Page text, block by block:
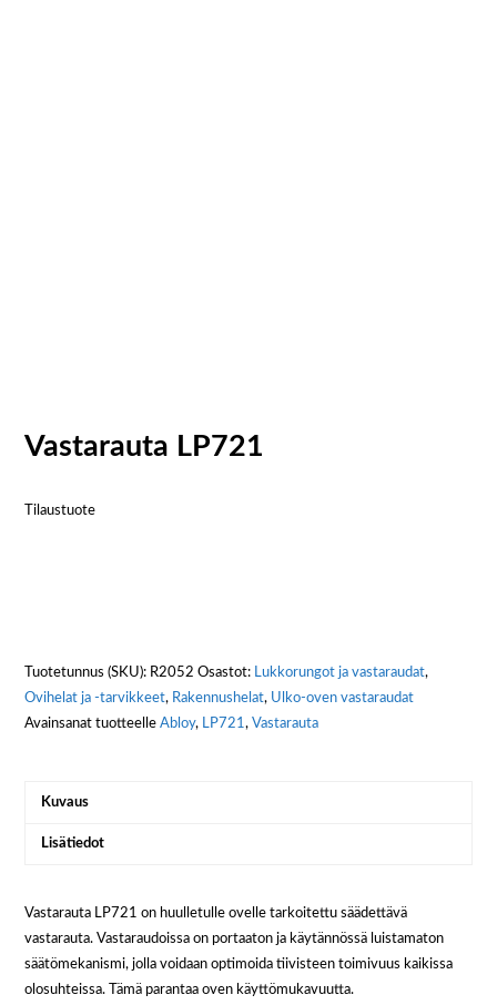
Vastarauta LP721
Tilaustuote
Tuotetunnus (SKU): R2052 Osastot: Lukkorungot ja vastaraudat,
Ovihelat ja -tarvikkeet, Rakennushelat, Ulko-oven vastaraudat
Avainsanat tuotteelleAbloy, LP721,Vastarauta
Kuvaus
Lisätiedot
Vastarauta LP721 on huulletulle ovelle tarkoitettu säädettävä
vastarauta. Vastaraudoissa on portaaton ja käytännössä luistamaton
säätömekanismi, jolla voidaan optimoida tiivisteen toimivuus kaikissa
olosuhteissa. Tämä parantaa oven käyttömukavuutta.